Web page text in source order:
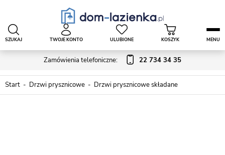
Zamówienia telefoniczne: 22 734 34 35
SZUKAJ TWOJE KONTO ULUBIONE KOSZYK MENU
Start Drzwi prysznicowe Drzwi prysznicowe składane